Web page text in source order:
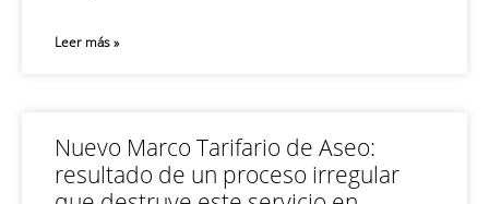
Leer más »
Nuevo Marco Tarifario de Aseo:
resultado de un proceso irregular